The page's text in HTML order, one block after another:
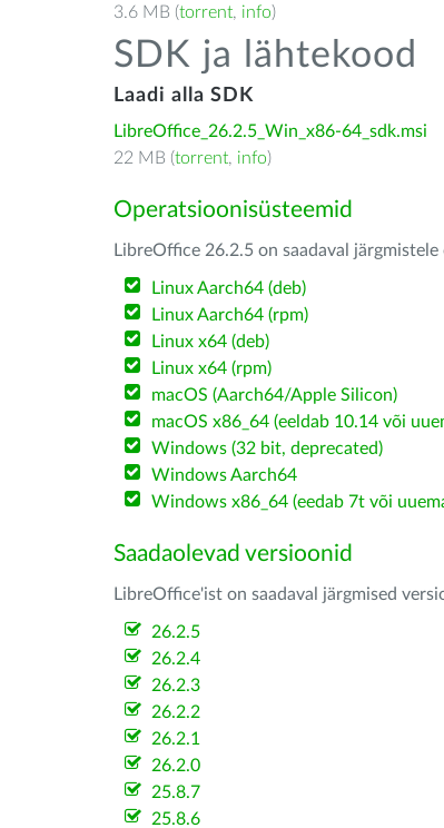
3.6 MB (torrent, info)
SDK ja lähtekood
Laadi alla SDK
LibreOffice_26.2.5_Win_x86-64_sdk.msi
22 MB (torrent, info)
Operatsioonisüsteemid
LibreOffice 26.2.5 on saadaval
Linux Aarch64 (deb)
Linux Aarch64 (rpm)
Linux x64 (deb)
Linux x64 (rpm)
macOS (Aarch64/Apple Silicon)
macOS x86_64 (eeldab 10.14 või
Windows (32 bit, deprecated)
Windows Aarch64
Windows x86_64 (eedab 7t või
Saadaolevad versioonid
LibreOffice'ist on saadaval järgmised
26.2.5
26.2.4
26.2.3
26.2.2
26.2.1
26.2.0
25.8.7
25.8.6